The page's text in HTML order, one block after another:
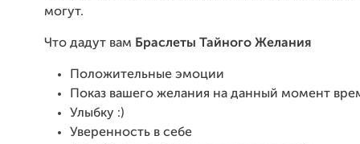
могут.
Что дадут вам Браслеты Тайного Желания
Положительные эмоции
Показ вашего желания на данный момент
Улыбку :)
Уверенность в себе